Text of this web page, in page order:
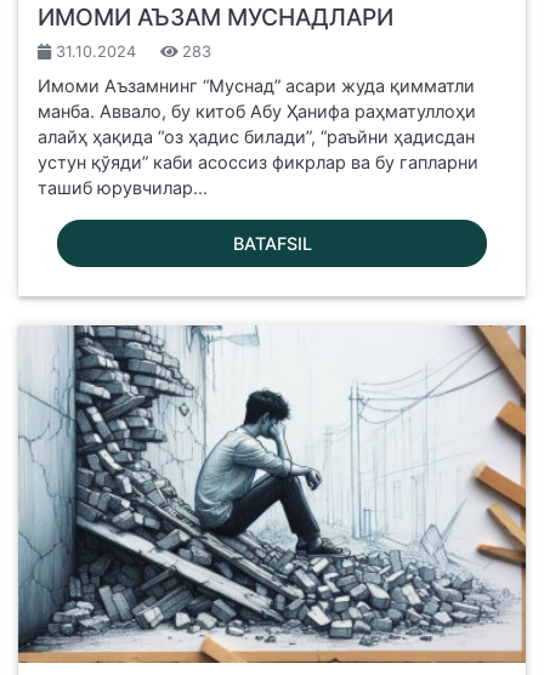
ИМОМИ АЪЗАМ МУСНАДЛАРИ
31.10.2024 283
Имоми Аъзамнинг “Муснад” асари жуда қимматли
манба. Аввало, бу китоб Абу Ҳанифа раҳматуллоҳи
алайҳ ҳақида “оз ҳадис билади”, “раъйни ҳадисдан
устун қўяди” каби асоссиз фикрлар ва бу гапларни
ташиб юрувчилар...
BATAFSIL